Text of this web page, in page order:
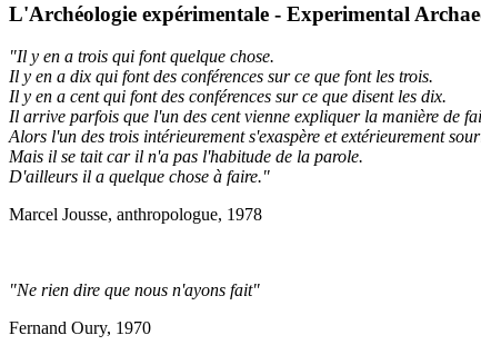
L'Archéologie expérimentale - Experimental
"Il y en a trois qui font quelque chose.
Il y en a dix qui font des conférences sur ce que font les trois.
Il y en a cent qui font des conférences sur ce que disent les dix.
Il arrive parfois que l'un des cent vienne expliquer la manière de
Alors l'un des trois intérieurement s'exaspère et extérieurement
Mais il se tait car il n'a pas l'habitude de la parole.
D'ailleurs il a quelque chose à faire."
Marcel Jousse, anthropologue, 1978
"Ne rien dire que nous n'ayons fait"
Fernand Oury, 1970